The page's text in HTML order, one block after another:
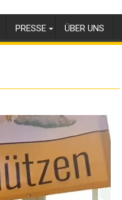
PRESSE ÜBER UNS